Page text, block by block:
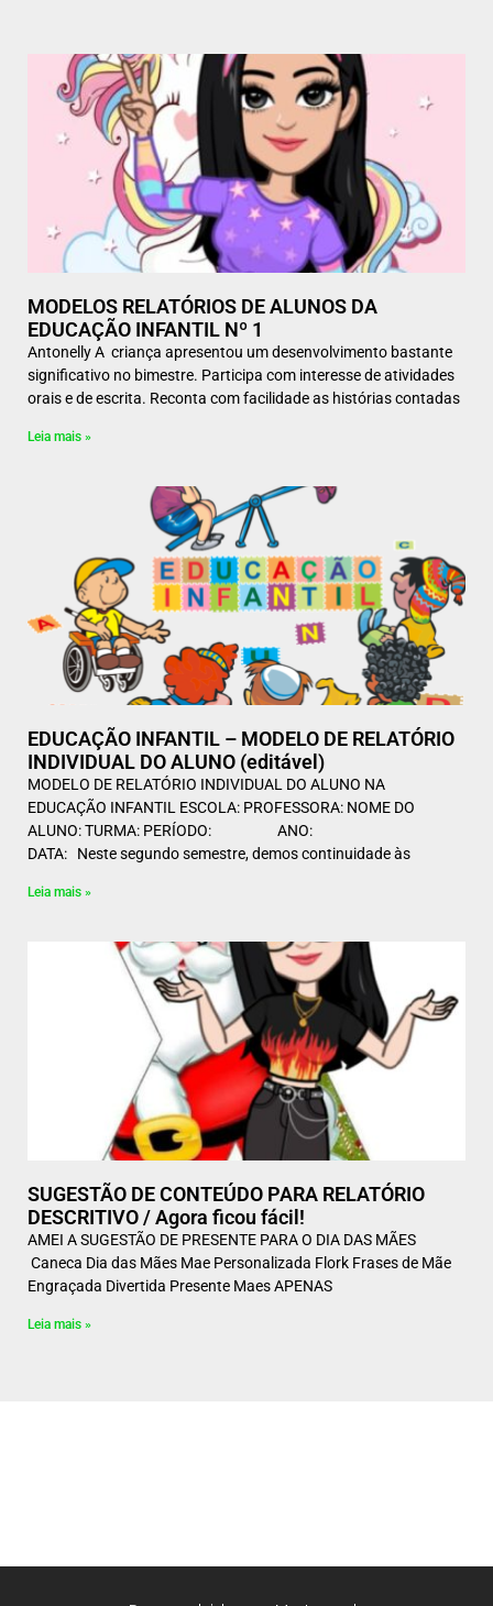
MODELOS RELATÓRIOS DE ALUNOS DA
EDUCAÇÃO INFANTIL Nº 1
Antonelly A criança apresentou um desenvolvimento bastante
significativo no bimestre. Participa com interesse de atividades
orais e de escrita. Reconta com facilidade as histórias contadas
Leia mais »
EDUCAÇÃO INFANTIL – MODELO DE RELATÓRIO
INDIVIDUAL DO ALUNO (editável)
MODELO DE RELATÓRIO INDIVIDUAL DO ALUNO NA
EDUCAÇÃO INFANTIL ESCOLA: PROFESSORA: NOME DO
ALUNO: TURMA: PERÍODO: ANO:
DATA: Neste segundo semestre, demos continuidade às
Leia mais »
SUGESTÃO DE CONTEÚDO PARA RELATÓRIO
DESCRITIVO / Agora ficou fácil!
AMEI A SUGESTÃO DE PRESENTE PARA O DIA DAS MÃES
Caneca Dia das Mães Mae Personalizada Flork Frases de Mãe
Engraçada Divertida Presente Maes APENAS
Leia mais »